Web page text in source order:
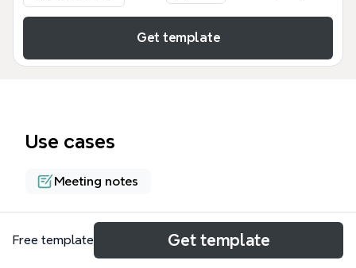
Get template
Use cases
Meeting notes
About
Free template Get template